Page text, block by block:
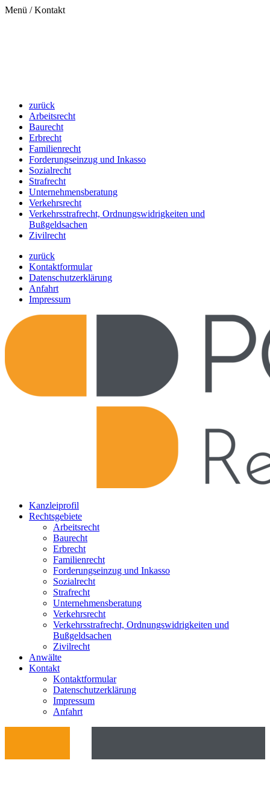
Menü / Kontakt
zurück
Arbeitsrecht
Baurecht
Erbrecht
Familienrecht
Forderungseinzug und Inkasso
Sozialrecht
Strafrecht
Unternehmensberatung
Verkehrsrecht
Verkehrsstrafrecht, Ordnungswidrigkeiten und
Bußgeldsachen
Zivilrecht
zurück
Kontaktformular
Datenschutzerklärung
Anfahrt
Impressum
Kanzleiprofil
Rechtsgebiete
Arbeitsrecht
Baurecht
Erbrecht
Familienrecht
Forderungseinzug und Inkasso
Sozialrecht
Strafrecht
Unternehmensberatung
Verkehrsrecht
Verkehrsstrafrecht, Ordnungswidrigkeiten und
Bußgeldsachen
Zivilrecht
Anwälte
Kontakt
Kontaktformular
Datenschutzerklärung
Impressum
Anfahrt